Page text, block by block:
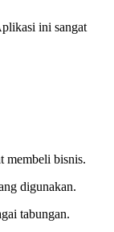
ini sangat
membeli bisnis.
digunakan.
tabungan.